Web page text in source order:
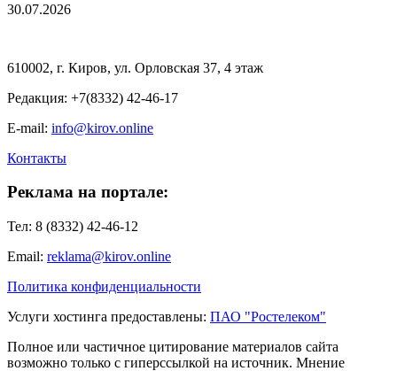
30.07.2026
610002, г. Киров, ул. Орловская 37, 4 этаж
Редакция: +7(8332) 42-46-17
E-mail: info@kirov.online
Контакты
Реклама на портале:
Тел: 8 (8332) 42-46-12
Email: reklama@kirov.online
Политика конфиденциальности
Услуги хостинга предоставлены: ПАО "Ростелеком"
Полное или частичное цитирование материалов сайта
возможно только с гиперссылкой на источник. Мнение